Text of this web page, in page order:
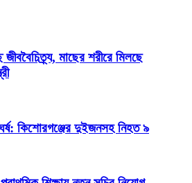
মাছের শরীরে মিলছে
কিশোরগঞ্জের দুইজনসহ নিহত ৯